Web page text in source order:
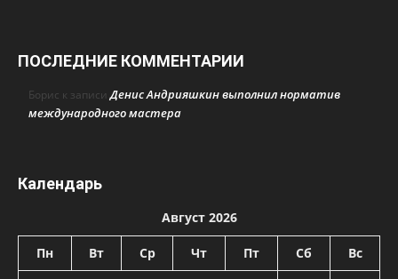
ПОСЛЕДНИЕ КОММЕНТАРИИ
Борис к записиДенис Андрияшкин выполнил норматив
международного мастера
Календарь
Август 2026
Пн Вт Ср Чт Пт Сб Вс